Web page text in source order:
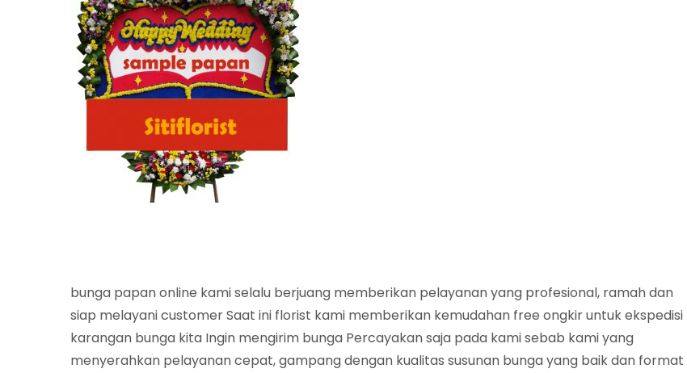
bunga papan online kami selalu berjuang memberikan pelayanan yang profesional, ramah dan
siap melayani customer Saat ini florist kami memberikan kemudahan free ongkir untuk ekspedisi
karangan bunga kita Ingin mengirim bunga Percayakan saja pada kami sebab kami yang
menyerahkan pelayanan cepat, gampang dengan kualitas susunan bunga yang baik dan format